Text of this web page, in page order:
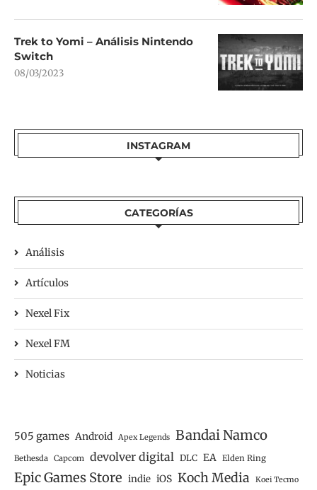
Trek to Yomi – Análisis Nintendo
Switch
08/03/2023
INSTAGRAM
CATEGORÍAS
Análisis
Artículos
Nexel Fix
Nexel FM
Noticias
505 games Android Apex Legends Bandai Namco
Bethesda Capcom devolver digital DLC EA Elden Ring
Epic Games Store indie iOS Koch Media Koei Tecmo